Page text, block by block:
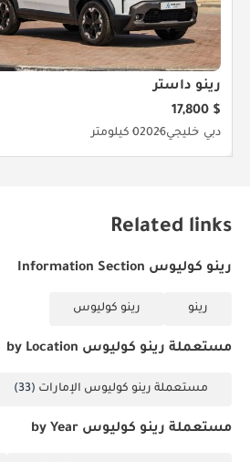
رينو داستر
$ 17,800
دبي خليجي20260 كيلومتر
Related links
رينو كوليوس Information Section
رينو رينو كوليوس
مستعملة رينو كوليوس by Location
مستعملة رينو كوليوس الإمارات (33)
مستعملة رينو كوليوس by Year